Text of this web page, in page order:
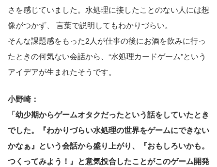
さを感じていました。水処理に接したことのない人には想
像がつかず、 言葉で説明してもわかりづらい。
そんな課題感をもった2人が仕事の後にお酒を飲みに行っ
たときの何気ない会話から、“水処理カードゲーム”という
アイデアが生まれたそうです。
小野崎：
「幼少期からゲームオタクだったという話をしていたとき
でした。『わかりづらい水処理の世界をゲームにできない
かなぁ』という会話から盛り上がり、『おもしろいかも。
つくってみよう！』と意気投合したことがこのゲーム開発